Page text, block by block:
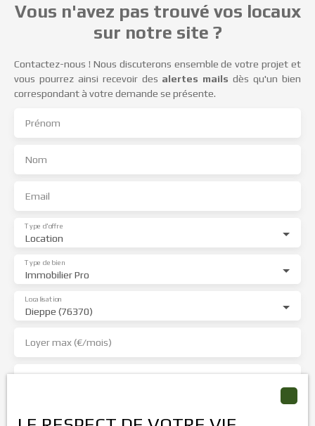
Vous n'avez pas trouvé vos locaux
sur notre site ?
Contactez-nous ! Nous discuterons ensemble de votre projet et
vous pourrez ainsi recevoir des alertes mailsdès qu'un bien
correspondant à votre demande se présente.
Prénom
Nom
Email
Location
Type d'offre
Immobilier Pro
Type de bien
Dieppe (76370)
Localisation
Loyer max (€/mois)